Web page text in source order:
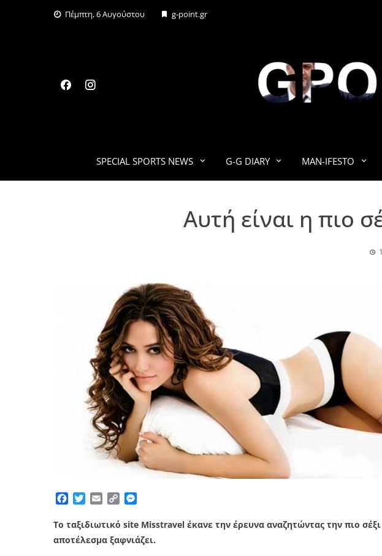
Πέμπτη, 6 Αυγούστου g-point.gr
SPECIAL SPORTS NEWS G-G DIARY MAN-IFESTO
Αυτή είναι η πιο
Facebook
TwitterEmailCopy
Το ταξιδιωτικό site Misstravel έκανε την έρευνα αναζητώντας την πιο
αποτέλεσμα ξαφνιάζει.